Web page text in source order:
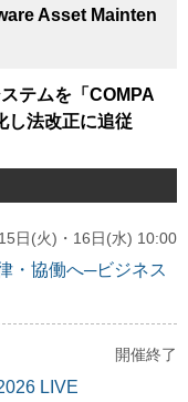
Asset Mainten
テムを「COMPA
し法改正に追従
日(火)・16日(水) 10:00
・協働へ─ビジネス
開催終了
LIVE